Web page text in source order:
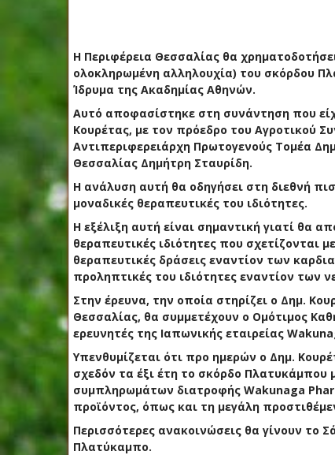
Η Περιφέρεια Θεσσαλίας θα
ολοκληρωμένη αλληλουχία) του σκόρδου
Ίδρυμα της Ακαδημίας Αθηνών.
Αυτό αποφασίστηκε στη συνάντηση που
Κουρέτας, με τον πρόεδρο του Αγροτικού
Αντιπεριφερειάρχη Πρωτογενούς Τομέα
Θεσσαλίας Δημήτρη Σταυρίδη.
Η ανάλυση αυτή θα οδηγήσει στη διεθνή
μοναδικές θεραπευτικές του ιδιότητες.
Η εξέλιξη αυτή είναι σημαντική γιατί θα
θεραπευτικές ιδιότητες που σχετίζονται
θεραπευτικές δράσεις εναντίον των
προληπτικές του ιδιότητες εναντίον των
Στην έρευνα, την οποία στηρίζει ο Δημ.
Θεσσαλίας, θα συμμετέχουν ο Ομότιμος
ερευνητές της Ιαπωνικής εταιρείας
Υπενθυμίζεται ότι προ ημερών o Δημ.
σχεδόν τα έξι έτη το σκόρδο
συμπληρωμάτων διατροφής Wakunaga
προϊόντος, όπως και τη μεγάλη
Περισσότερες ανακοινώσεις θα γίνουν το
Πλατύκαμπο.